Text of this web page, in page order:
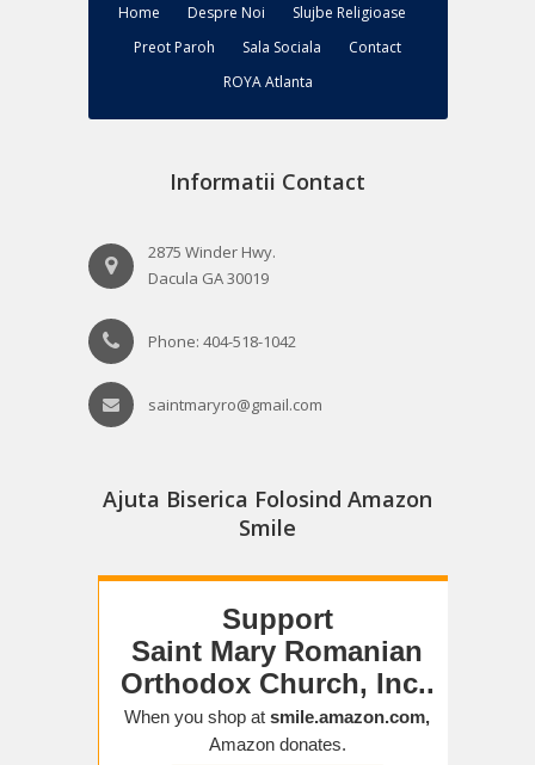
Home Despre Noi
Slujbe Religioase
Preot Paroh
Sala Sociala
Contact
ROYA Atlanta
Informatii Contact
2875 Winder Hwy.
Dacula GA 30019
Phone: 404-518-1042
saintmaryro@gmail.com
Ajuta Biserica Folosind Amazon
Smile